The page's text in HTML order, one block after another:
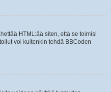
HTML:ää siten, että se toimisi
voi kuitenkin tehdä BBCoden